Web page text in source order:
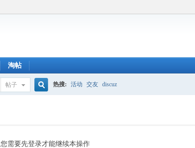
淘帖
帖子
索
热搜: 活动 交友 discuz
您需要先登录才能继续本操作